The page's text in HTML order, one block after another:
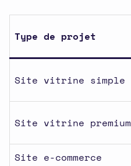
Type de projet
Site vitrine simple
Site vitrine premium
Site e-commerce